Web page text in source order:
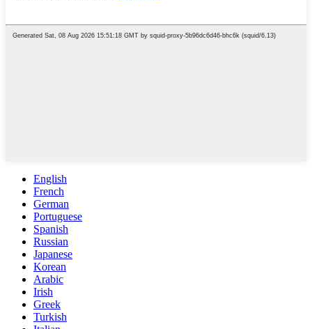
English
French
German
Portuguese
Spanish
Russian
Japanese
Korean
Arabic
Irish
Greek
Turkish